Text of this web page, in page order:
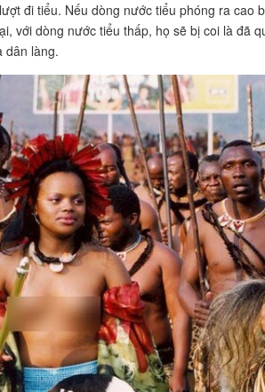
đi tiểu. Nếu dòng nước tiểu phóng ra cao
với dòng nước tiểu thấp, họ sẽ bị coi là đã
dân làng.